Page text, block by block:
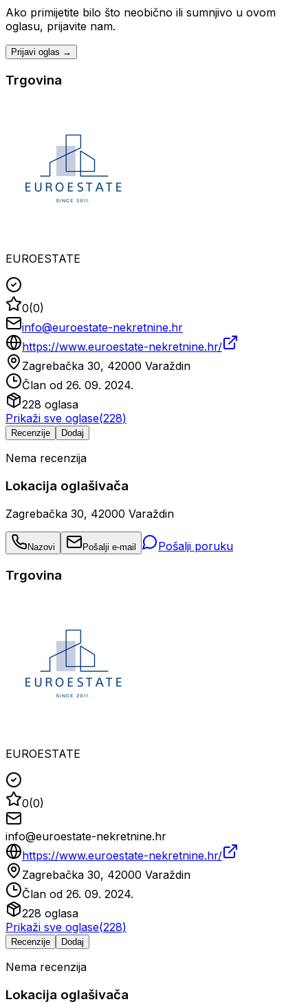
Ako primijetite bilo što neobično ili sumnjivo u ovom
oglasu, prijavite nam.
Prijavi oglas →
Trgovina
EUROESTATE
0(0)
info@euroestate-nekretnine.hr
https://www.euroestate-nekretnine.hr/
Zagrebačka 30, 42000 Varaždin
Član od 26. 09. 2024.
228 oglasa
Prikaži sve oglase(228)
Recenzije Dodaj
Nema recenzija
Lokacija oglašivača
Zagrebačka 30, 42000 Varaždin
Nazovi Pošalji e-mail Pošalji poruku
Trgovina
EUROESTATE
0(0)
info@euroestate-nekretnine.hr
https://www.euroestate-nekretnine.hr/
Zagrebačka 30, 42000 Varaždin
Član od 26. 09. 2024.
228 oglasa
Prikaži sve oglase(228)
Recenzije Dodaj
Nema recenzija
Lokacija oglašivača